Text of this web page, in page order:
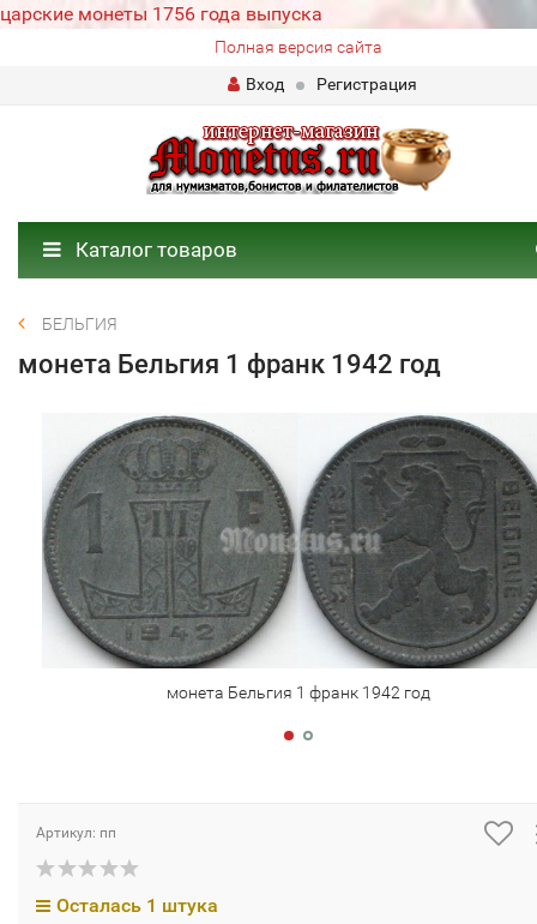
царские монеты 1756 года выпуска
Полная версия сайта
Вход
Регистрация
Каталог товаров
БЕЛЬГИЯ
монета Бельгия 1 франк 1942 год
монета Бельгия 1 франк 1942 год
Артикул: пп
Осталась 1 штука